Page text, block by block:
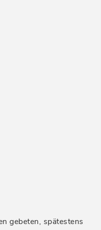
gebeten, spätestens